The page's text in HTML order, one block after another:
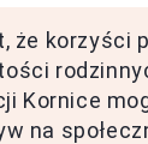
że korzyści
Kornice
na